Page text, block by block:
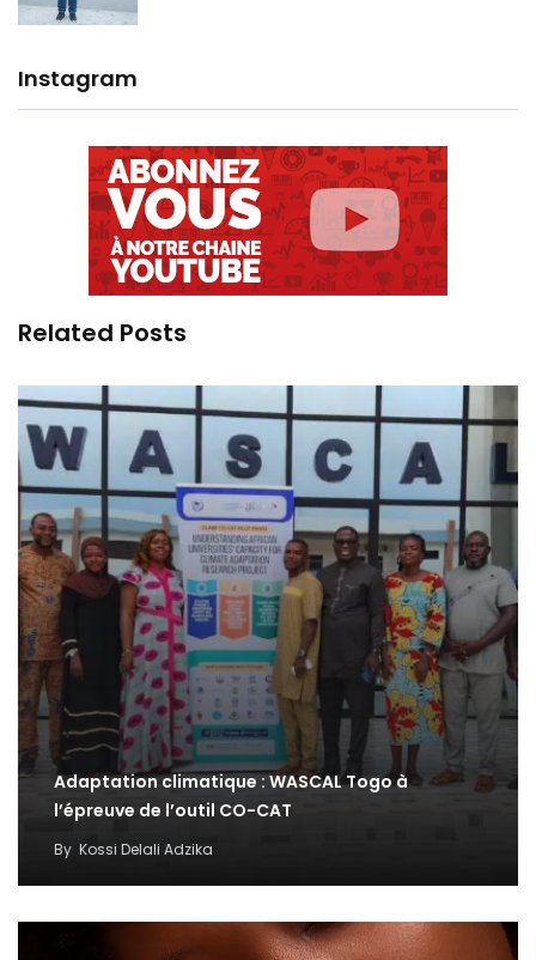
Instagram
Related Posts
Adaptation climatique : WASCAL Togo à
l’épreuve de l’outil CO-CAT
By Kossi Delali Adzika